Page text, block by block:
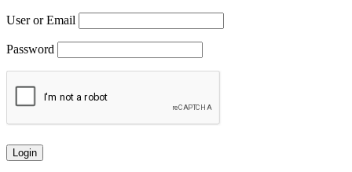
User or Email
Password